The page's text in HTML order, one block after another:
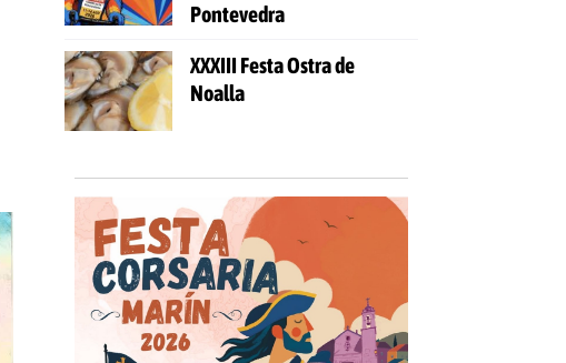
Pontevedra
XXXIII Festa Ostra de
Noalla